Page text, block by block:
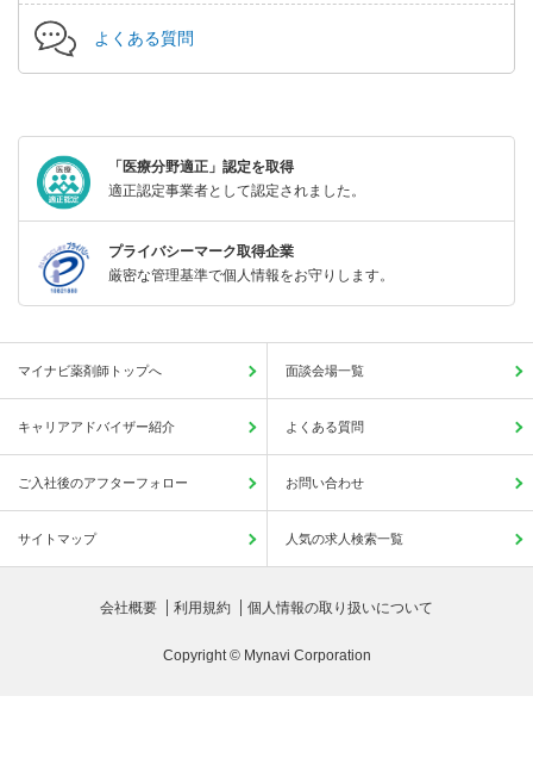
よくある質問
「医療分野適正」認定を取得
適正認定事業者として認定されました。
プライバシーマーク取得企業
厳密な管理基準で個人情報をお守りします。
マイナビ薬剤師トップへ 面談会場一覧
キャリアアドバイザー紹介 よくある質問
ご入社後のアフターフォロー お問い合わせ
サイトマップ 人気の求人検索一覧
会社概要 利用規約 個人情報の取り扱いについて
Copyright © Mynavi Corporation